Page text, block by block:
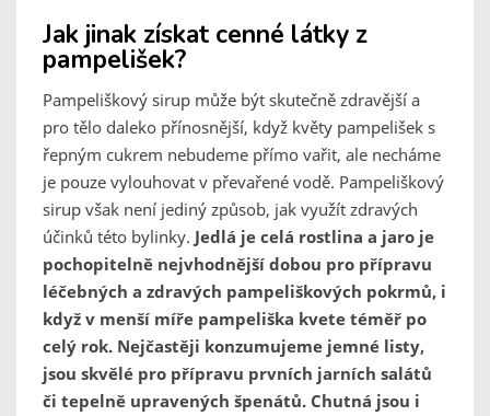
Jak jinak získat cenné látky z
pampelišek?
Pampeliškový sirup může být skutečně zdravější a
pro tělo daleko přínosnější, když květy pampelišek s
řepným cukrem nebudeme přímo vařit, ale necháme
je pouze vylouhovat v převařené vodě. Pampeliškový
sirup však není jediný způsob, jak využít zdravých
účinků této bylinky. Jedlá je celá rostlina a jaro je
pochopitelně nejvhodnější dobou pro přípravu
léčebných a zdravých pampeliškových pokrmů, i
když v menší míře pampeliška kvete téměř po
celý rok. Nejčastěji konzumujeme jemné listy,
jsou skvělé pro přípravu prvních jarních salátů
či tepelně upravených špenátů. Chutná jsou i